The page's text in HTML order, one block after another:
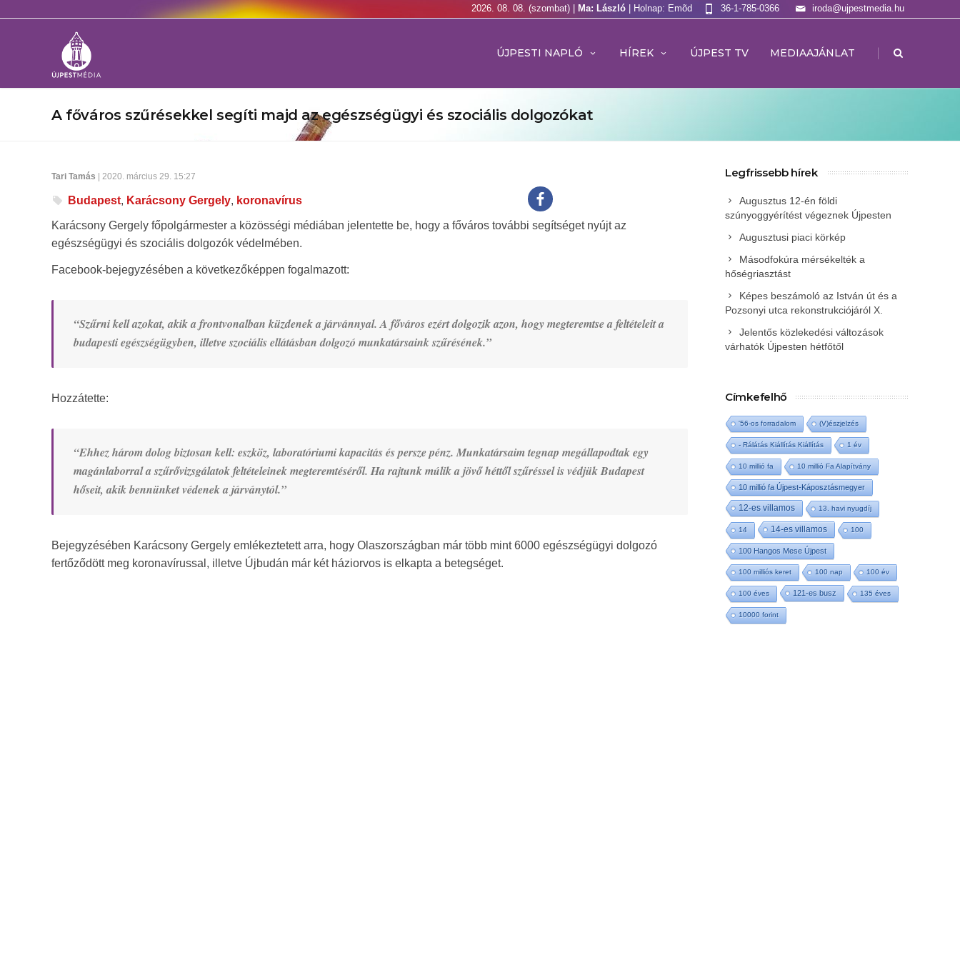
2026. 08. 08. (szombat) | Ma: László | Holnap: Emõd iroda@ujpestmedia.hu
36-1-785-0366
ÚJPESTI NAPLÓ HÍREK ÚJPEST TV MEDIAAJÁNLAT |
A főváros szűrésekkel segíti majd az egészségügyi és szociális dolgozókat
Tari Tamás | 2020. március 29. 15:27
Budapest, Karácsony Gergely, koronavírus
Karácsony Gergely főpolgármester a közösségi médiában jelentette be, hogy a főváros további segítséget nyújt az
egészségügyi és szociális dolgozók védelmében.
Facebook-bejegyzésében a következőképpen fogalmazott:
“Szűrni kell azokat, akik a frontvonalban küzdenek a járvánnyal. A főváros ezért dolgozik azon, hogy megteremtse a feltételeit a
budapesti egészségügyben, illetve szociális ellátásban dolgozó munkatársaink szűrésének.”
Hozzátette:
“Ehhez három dolog biztosan kell: eszköz, laboratóriumi kapacitás és persze pénz. Munkatársaim tegnap megállapodtak egy
magánlaborral a szűrővizsgálatok feltételeinek megteremtéséről. Ha rajtunk múlik a jövő héttől szűréssel is védjük Budapest
hőseit, akik bennünket védenek a járványtól.”
Bejegyzésében Karácsony Gergely emlékeztetett arra, hogy Olaszországban már több mint 6000 egészségügyi dolgozó
fertőződött meg koronavírussal, illetve Újbudán már két háziorvos is elkapta a betegséget.
Legfrissebb hírek
Augusztus 12-én földi
szúnyoggyérítést végeznek Újpesten
Augusztusi piaci körkép
Másodfokúra mérsékelték a
hőségriasztást
Képes beszámoló az István út és a
Pozsonyi utca rekonstrukciójáról X.
Jelentős közlekedési változások
várhatók Újpesten hétfőtől
Címkefelhő
'56-os forradalom (V)észjelzés
- Rálátás Kiállítás Kiállítás 1 év
10 millió fa 10 millió Fa Alapítvány
10 millió fa Újpest-Káposztásmegyer
12-es villamos 13. havi nyugdíj
14 14-es villamos 100
100 Hangos Mese Újpest
100 milliós keret 100 nap 100 év
100 éves 121-es busz 135 éves
10000 forint